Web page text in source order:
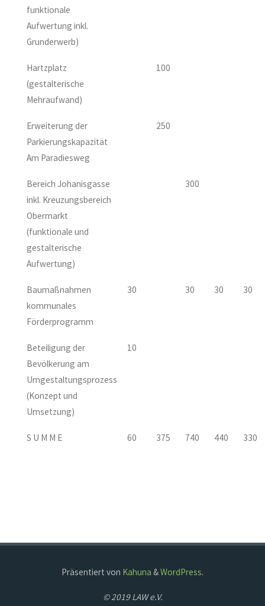
funktionale
Aufwertung inkl.
Grunderwerb)
Hartzplatz
(gestalterische
Mehraufwand)
100
Erweiterung der
Parkierungskapazität
Am Paradiesweg
250
Bereich Johanisgasse
inkl. Kreuzungsbereich
Obermarkt
(funktionale und
gestalterische
Aufwertung)
300
Baumaßnahmen
kommunales
Förderprogramm
30 30 30 30
Beteiligung der
Bevölkerung am
Umgestaltungsprozess
(Konzept und
Umsetzung)
10
S U M M E 60 375 740 440 330
Präsentiert von Kahuna &WordPress.
© 2019 LAW e.V.